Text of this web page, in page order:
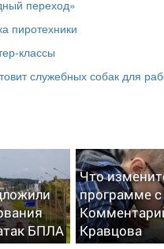
переход»
пиротехники
служебных собак для
БПЛА
Что
программе
Кравцова